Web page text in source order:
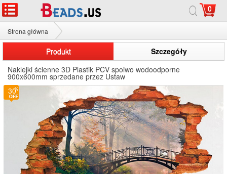
0
Strona główna
Naklejki ścienne 3DProdukt
Szczegóły
Naklejki ścienne 3D Plastik PCV spoiwo wodoodporne
900x600mm sprzedane przez Ustaw